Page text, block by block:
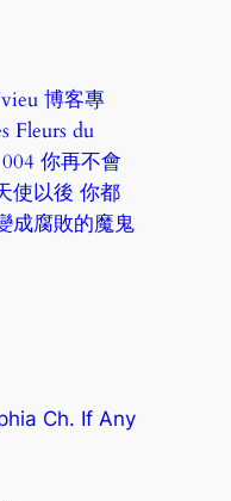
博客專
Fleurs du
你再不會
使以後 你都
成腐敗的魔鬼
Ch. If Any